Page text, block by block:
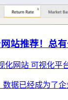
站推荐！总有
化网站 可视化平
数据已经成为了